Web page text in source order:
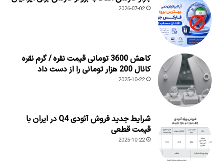
2026-07-02
کاهش 3600 تومانی قیمت نقره / گرم نقره
کانال 200 هزار تومانی را از دست داد
2025-10-22
شرایط جدید فروش آئودی Q4 در ایران با
قیمت قطعی
2025-10-22